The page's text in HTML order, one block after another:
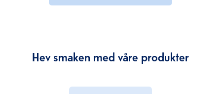
Hev smaken med våre produkter